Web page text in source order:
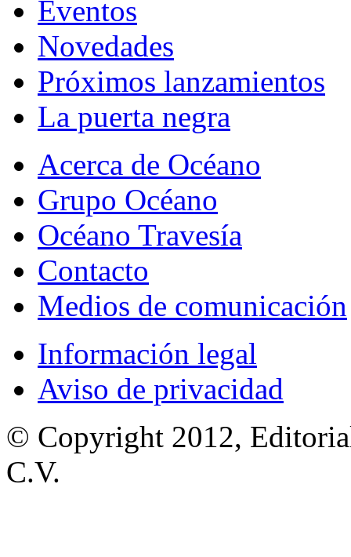
Eventos
Novedades
Próximos lanzamientos
La puerta negra
Acerca de Océano
Grupo Océano
Océano Travesía
Contacto
Medios de comunicación
Información legal
Aviso de privacidad
© Copyright 2012,
C.V.